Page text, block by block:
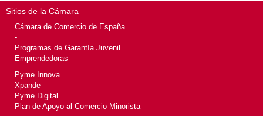
Sitios de la Cámara
Cámara de Comercio de España
-
Programas de Garantía Juvenil
Emprendedoras
Pyme Innova
Xpande
Pyme Digital
Plan de Apoyo al Comercio Minorista